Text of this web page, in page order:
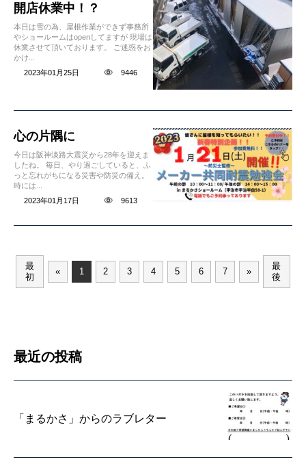
開店休業中！？
本日は雪の為、屋根作業ができず事務所
やショールームはopenしてますが 現場は
休業させて頂いております。 ご迷惑をお
かけ...
2023年01月25日
9446
心の片隅に
今日は阪神淡路大震災から28年を迎えま
したね。 毎日、やり過ごしていると、ふ
っと忘れがちになる災害や防災の備え。
時には...
2023年01月17日
9613
最
初
« 1 2 3 4 5 6 7 »
最
後
最近の投稿
「まるかさ」からのラブレター